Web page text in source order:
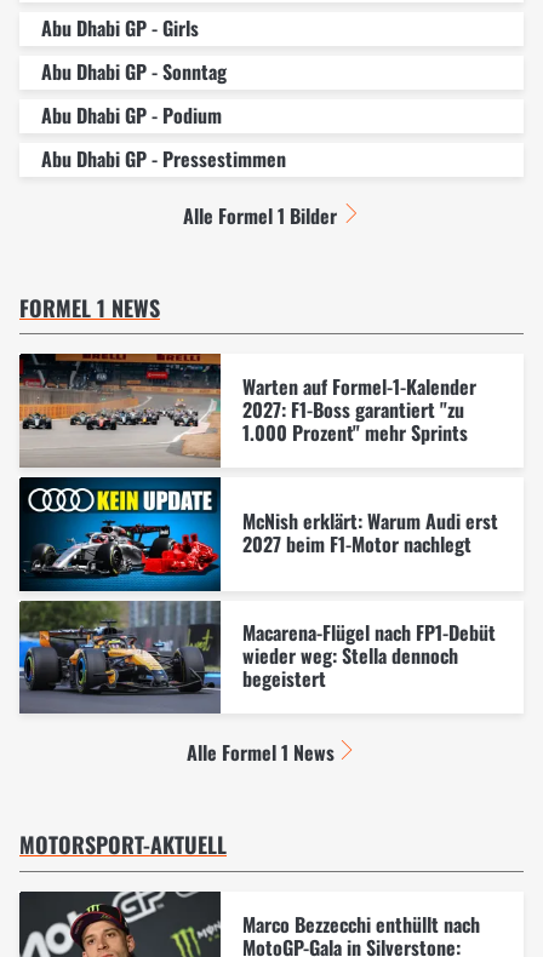
Abu Dhabi GP - Girls
Abu Dhabi GP - Sonntag
Abu Dhabi GP - Podium
Abu Dhabi GP - Pressestimmen
Alle Formel 1 Bilder
FORMEL 1 NEWS
Warten auf Formel-1-Kalender
2027: F1-Boss garantiert "zu
1.000 Prozent" mehr Sprints
McNish erklärt: Warum Audi erst
2027 beim F1-Motor nachlegt
Macarena-Flügel nach FP1-Debüt
wieder weg: Stella dennoch
begeistert
Alle Formel 1 News
MOTORSPORT-AKTUELL
Marco Bezzecchi enthüllt nach
MotoGP-Gala in Silverstone: